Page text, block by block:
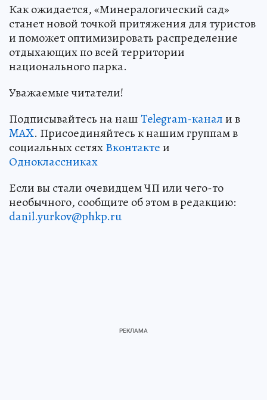
Как ожидается, «Минералогический сад»
станет новой точкой притяжения для туристов
и поможет оптимизировать распределение
отдыхающих по всей территории
национального парка.
Уважаемые читатели!
Подписывайтесь на нашTelegram-канали в
MAX. Присоединяйтесь к нашим группам в
социальных сетяхВконтактеи
Одноклассниках
Если вы стали очевидцем ЧП или чего-то
необычного, сообщите об этом в редакцию:
danil.yurkov@phkp.ru